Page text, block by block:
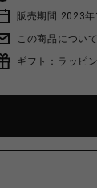
販売期間 2023
この商品について
ギフト：ラッピ